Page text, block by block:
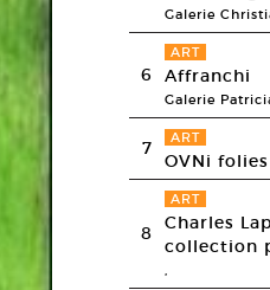
Galerie
6
ART
Affranchi
Galerie
7 ART
OVNi
8
ART
Charles
collection
,